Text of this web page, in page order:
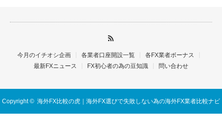
今月のイチオシ企画 各業者口座開設一覧
各FX業者ボーナス
最新FXニュース
FX初心者の為の豆知識 問い合わせ
Copyright © 海外FX比較の虎｜海外FX選びで失敗しない為の海外FX業者比較ナビ